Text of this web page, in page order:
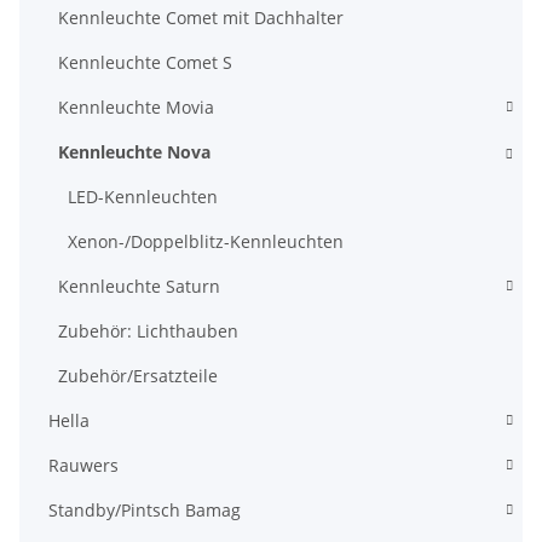
Kennleuchte Comet mit Dachhalter
Kennleuchte Comet S
Kennleuchte Movia
Kennleuchte Nova
LED-Kennleuchten
Xenon-/Doppelblitz-Kennleuchten
Kennleuchte Saturn
Zubehör: Lichthauben
Zubehör/Ersatzteile
Hella
Rauwers
Standby/Pintsch Bamag